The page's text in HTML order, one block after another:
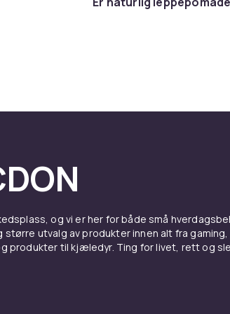
og vi er her for både små
større utvalg av produkter innen alt fra
produkter til kjæledyr. Ting for livet, rett og